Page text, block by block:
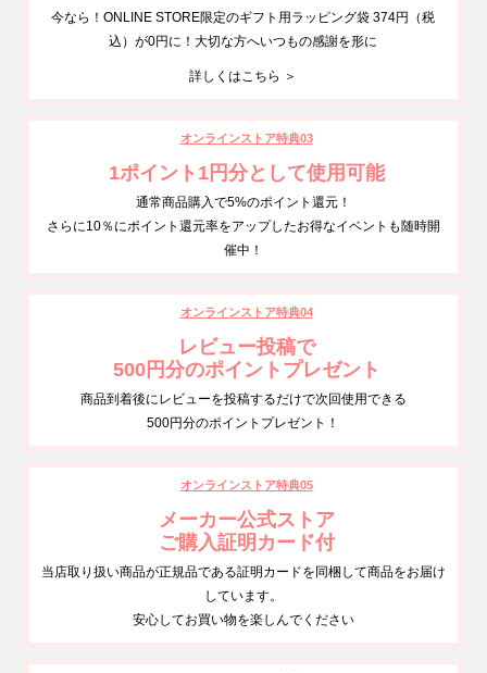
今なら！ONLINE STORE限定のギフト用ラッピング袋 374円（税
込）が0円に！大切な方へいつもの感謝を形に
詳しくはこちら ＞
オンラインストア特典03
1ポイント1円分として使用可能
通常商品購入で5%のポイント還元！
さらに10％にポイント還元率をアップしたお得なイベントも随時開
催中！
オンラインストア特典04
レビュー投稿で
500円分のポイントプレゼント
商品到着後にレビューを投稿するだけで次回使用できる
500円分のポイントプレゼント！
オンラインストア特典05
メーカー公式ストア
ご購入証明カード付
当店取り扱い商品が正規品である証明カードを同梱して商品をお届け
しています。
安心してお買い物を楽しんでください